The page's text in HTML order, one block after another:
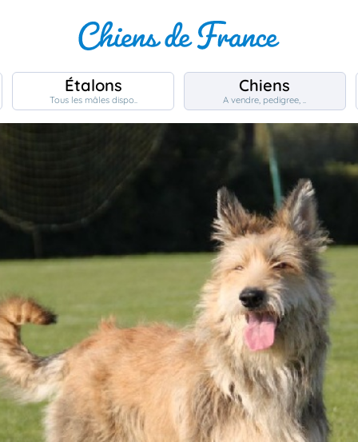
Étalons
Tous les mâles dispo..
Chiens
A vendre, pedigree, ..